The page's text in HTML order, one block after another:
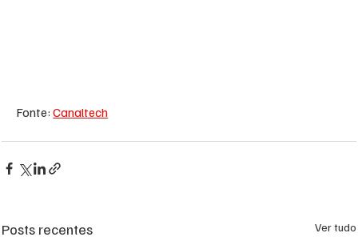
Fonte: Canaltech
Posts recentes Ver tudo